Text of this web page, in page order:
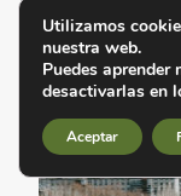
Utilizamos
nuestra web.
Puedes
desactivarlas en
Aceptar